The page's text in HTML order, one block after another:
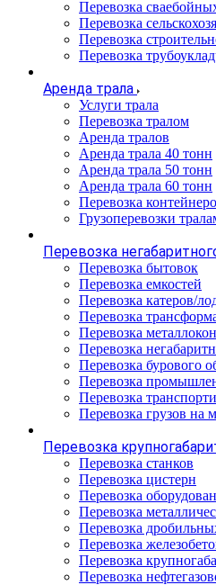
Перевозка
Перевозка
Перевозка
Перевозка
Аренда трала
Услуги трала
Перевозка тралом
Аренда тралов
Аренда трала 40 тонн
Аренда трала 50 тонн
Аренда трала 60 тонн
Перевозка
Грузоперевозки
Перевозка
Перевозка бытовок
Перевозка емкостей
Перевозка катеров/
Перевозка
Перевозка
Перевозка
Перевозка бурового
Перевозка
Перевозка
Перевозка грузов на
Перевозка
Перевозка станков
Перевозка цистерн
Перевозка
Перевозка
Перевозка
Перевозка
Перевозка
Перевозка